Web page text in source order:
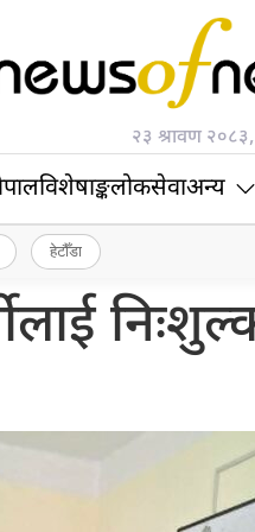
२३ श्रावण २०८३,
विशेषाङ्कलोकसेवाअन्य
हेटौँडा